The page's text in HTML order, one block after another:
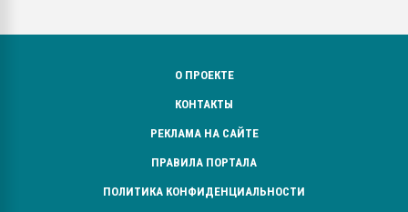
О ПРОЕКТЕ
КОНТАКТЫ
РЕКЛАМА НА САЙТЕ
ПРАВИЛА ПОРТАЛА
ПОЛИТИКА КОНФИДЕНЦИАЛЬНОСТИ